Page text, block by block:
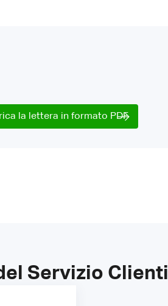
la lettera in formato PDF
Servizio Clienti